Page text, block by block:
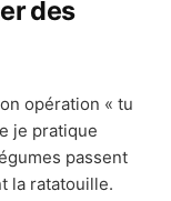
des
opération « tu
je pratique
passent
la ratatouille.